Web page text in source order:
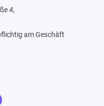
4,
am Geschäft